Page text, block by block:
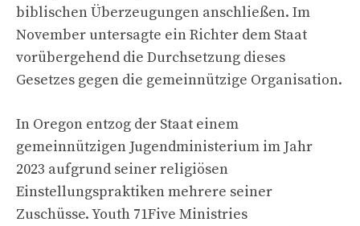
biblischen Überzeugungen anschließen. Im
November untersagte ein Richter dem Staat
vorübergehend die Durchsetzung dieses
Gesetzes gegen die gemeinnützige Organisation.
In Oregon entzog der Staat einem
gemeinnützigen Jugendministerium im Jahr
2023 aufgrund seiner religiösen
Einstellungspraktiken mehrere seiner
Zuschüsse. Youth 71Five Ministries